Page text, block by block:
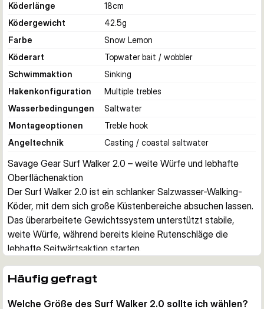
Köderlänge
18cm
Ködergewicht
42.5g
Farbe
Snow Lemon
Köderart
Topwater bait / wobbler
Schwimmaktion
Sinking
Hakenkonfiguration
Multiple trebles
Wasserbedingungen
Saltwater
Montageoptionen
Treble hook
Angeltechnik
Casting / coastal saltwater
Savage Gear Surf Walker 2.0 – weite Würfe und lebhafte
Oberflächenaktion
Der Surf Walker 2.0 ist ein schlanker Salzwasser-Walking-
Köder, mit dem sich große Küstenbereiche absuchen lassen.
Das überarbeitete Gewichtssystem unterstützt stabile,
weite Würfe, während bereits kleine Rutenschläge die
lebhafte Seitwärtsaktion starten.
Die Serie umfasst Köder mit 12,5cm, 15,5cm und 18cm
während die schwereren sinkenden Ausführungen bei Wind
Häufig gefragt
Welche Größe des Surf Walker 2.0 sollte ich wählen?